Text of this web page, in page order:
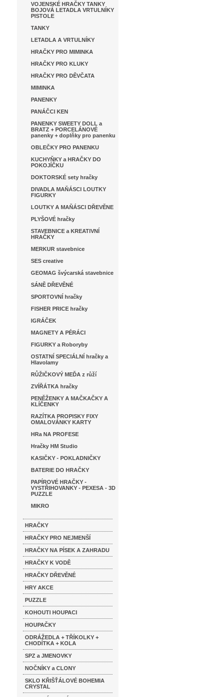
VOJENSKÉ HRAČKY TANKY
BOJOVÁ LETADLA VRTULNÍKY
PISTOLE
TANKY
LETADLA A VRTULNÍKY
HRAČKY PRO MIMINKA
HRAČKY PRO KLUKY
HRAČKY PRO DĚVČATA
MIMINKA
PANENKY
PANÁČCI KEN
PANENKY SWEETY DOLL a
BRATZ + PORCELÁNOVÉ
panenky + doplňky pro panenku
OBLEČKY PRO PANENKU
KUCHYŇKY a HRAČKY DO
POKOJÍČKU
DOKTORSKÉ sety hračky
DIVADLA MAŇÁSCI LOUTKY
FIGURKY
LOUTKY A MAŇÁSCI DŘEVĚNE
PLYŠOVÉ hračky
STAVEBNICE a KREATIVNÍ
HRAČKY
MERKUR stavebnice
SES creative
GEOMAG švýcarská stavebnice
SÁNĚ DŘEVĚNÉ
SPORTOVNÍ hračky
FISHER PRICE hračky
IGRÁČEK
MAGNETY A PÉRÁCI
FIGURKY a Roboryby
OSTATNÍ SPECIÁLNÍ hračky a
Hlavolamy
RŮŽIČKOVÝ MEĎA z růží
ZVÍŘÁTKA hračky
PENĚŽENKY A MAČKAČKY A
KLÍČENKY
RAZÍTKA PROPISKY FIXY
OMALOVÁNKY KARTY
HRa NA PROFESE
Hračky HM Studio
KASIČKY - POKLADNIČKY
BATERIE DO HRAČKY
PAPÍROVÉ HRAČKY -
VYSTŘIHOVANKY - PEXESA - 3D
PUZZLE
MIKRO
HRAČKY
HRAČKY PRO NEJMENŠÍ
HRAČKY NA PÍSEK A ZAHRADU
HRAČKY K VODĚ
HRAČKY DŘEVĚNÉ
HRY AKCE
PUZZLE
KOHOUTI HOUPACI
HOUPAČKY
ODRÁŽEDLA + TŘÍKOLKY +
CHODÍTKA + KOLA
SPZ a JMENOVKY
NOČNÍKY a CLONY
SKLO KŘIŠŤÁLOVÉ BOHEMIA
CRYSTAL